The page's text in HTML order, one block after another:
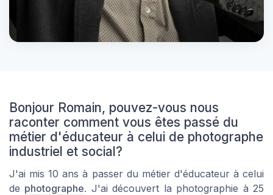
Bonjour Romain, pouvez-vous nous
raconter comment vous êtes passé du
métier d'éducateur à celui de photographe
industriel et social?
J'ai mis 10 ans à passer du métier d'éducateur à celui
de photographe. J'ai découvert la photographie à 25